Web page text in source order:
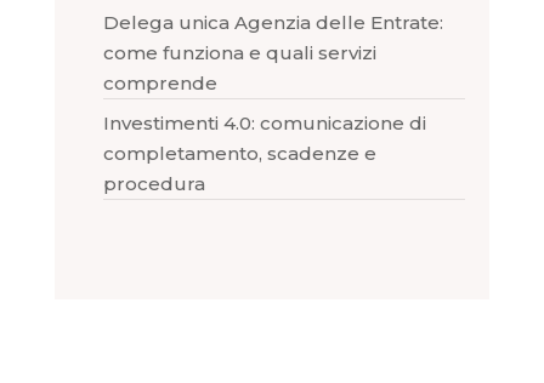
Delega unica Agenzia delle Entrate:
come funziona e quali servizi
comprende
Investimenti 4.0: comunicazione di
completamento, scadenze e
procedura